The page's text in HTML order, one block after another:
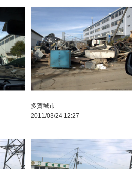
多賀城市
2011/03/24 12:27